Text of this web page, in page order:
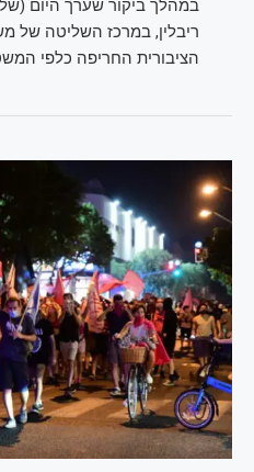
במהלך ביקור שערך היום
ריבלין, במרכז השליטה של
הציבורית החריפה כלפי